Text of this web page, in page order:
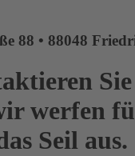
88 • 88048
werfen
Seil aus.